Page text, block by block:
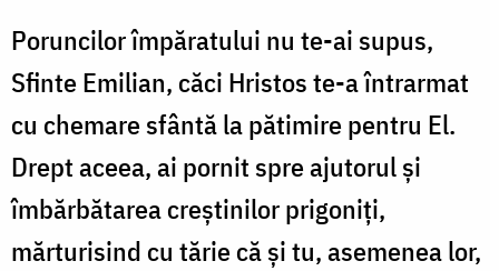
Poruncilor împăratului nu te-ai supus,
Sfinte Emilian, căci Hristos te-a întrarmat
cu chemare sfântă la pătimire pentru El.
Drept aceea, ai pornit spre ajutorul și
îmbărbătarea creștinilor prigoniți,
mărturisind cu tărie că și tu, asemenea lor,